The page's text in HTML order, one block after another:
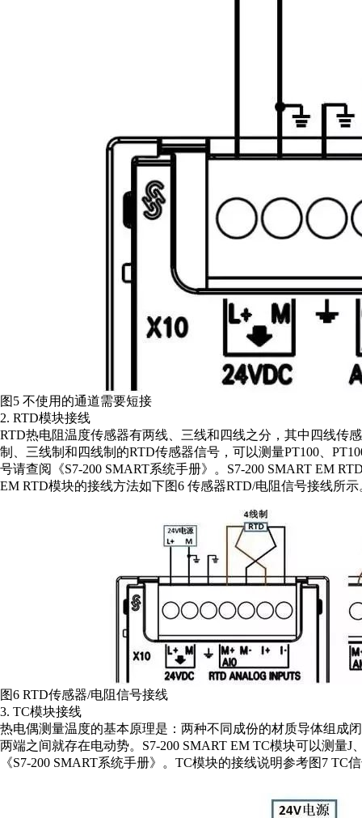
图5 不使用的通道需要短接
2. RTD模块接线
RTD热电阻温度传感器有两线、三线和四线之分，其中四线传
制、三线制和四线制的RTD传感器信号，可以测量PT100、
号请查阅《S7-200 SMART系统手册》。S7-200 SMART EM
EM RTD模块的接线方法如下图6 传感器RTD/电阻信号接线所示
图6 RTD传感器/电阻信号接线
3. TC模块接线
热电偶测量温度的基本原理是：两种不同成份的材质导体组成
两端之间就存在电动势。S7-200 SMART EM TC模块可以测量
《S7-200 SMART系统手册》。TC模块的接线说明参考图7 TC